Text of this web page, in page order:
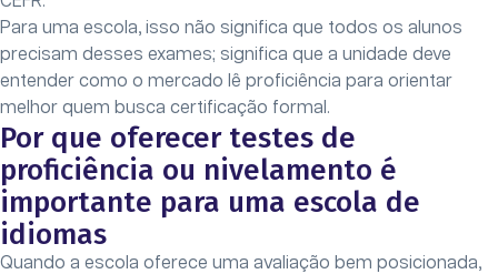
Para uma escola, isso não significa que todos os alunos
precisam desses exames; significa que a unidade deve
entender como o mercado lê proficiência para orientar
melhor quem busca certificação formal.
Por que oferecer testes de
proficiência ou nivelamento é
importante para uma escola de
idiomas
Quando a escola oferece uma avaliação bem posicionada,